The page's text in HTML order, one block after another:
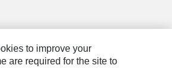
to improve your
are required for the site to